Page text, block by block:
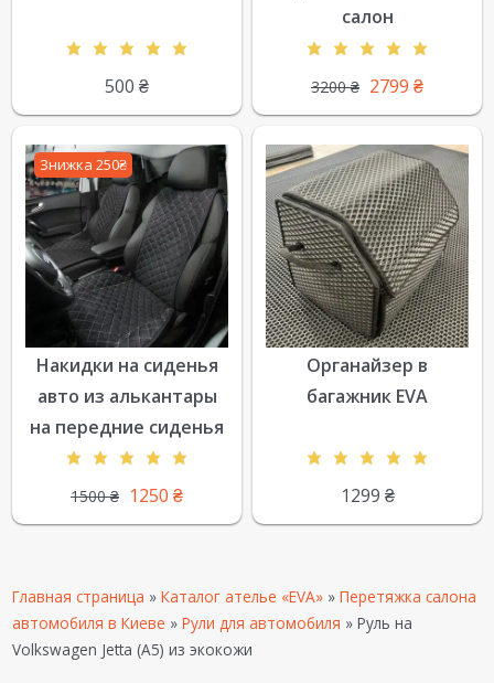
500 ₴
салон
3200₴ 2799 ₴
Знижка 250₴
Накидки на сиденья
авто из алькантары
на передние сиденья
1500₴ 1250 ₴
Органайзер в
багажник EVA
1299 ₴
Главная страница » Каталог ателье «EVA» » Перетяжка салона
автомобиля в Киеве » Рули для автомобиля » Руль на
Volkswagen Jetta (A5) из экокожи